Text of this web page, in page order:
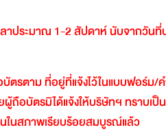
าประมาณ 1-2สัปดาห์นับจากวันที่
ตรตามที่อยู่ที่แจ้งไว้ในแบบฟอร์ม/
ผู้ถือบัตรมิได้แจ้งให้บริษัทฯทราบเป็
ในสภาพเรียบร้อยสมบูรณ์แล้ว